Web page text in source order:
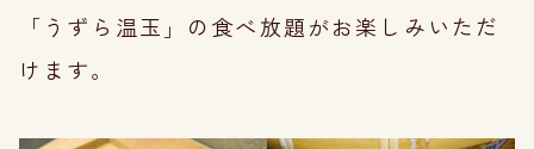
「うずら温玉」の食べ放題がお楽しみいただ
けます。